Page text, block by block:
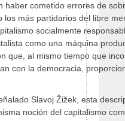
haber cometido errores de
los más partidarios del libre
socialmente
como una máquina
que, al mismo tiempo que
con la democracia,
Slavoj Žižek, esta
noción del capitalismo